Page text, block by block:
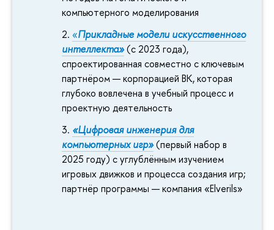
компьютерного моделирования
«Прикладные модели искусственного
интеллекта»(с 2023 года),
спроектированная совместно с ключевым
партнёром — корпорацией ВК, которая
глубоко вовлечена в учебный процесс и
проектную деятельность
«Цифровая инженерия для
компьютерных игр»(первый набор в
2025 году) с углублённым изучением
игровых движков и процесса создания игр;
партнёр программы — компания «Elverils»